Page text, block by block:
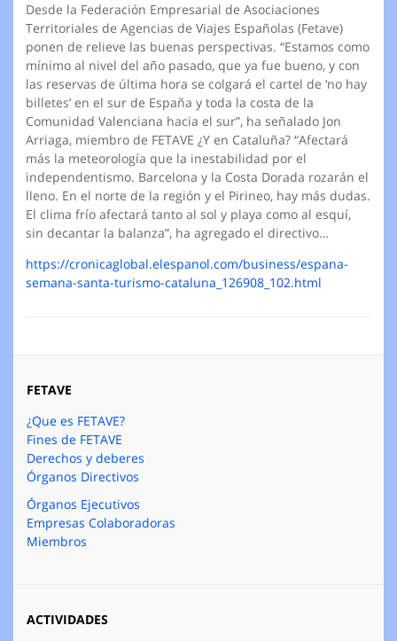
Desde la Federación Empresarial de Asociaciones
Territoriales de Agencias de Viajes Españolas (Fetave)
ponen de relieve las buenas perspectivas. “Estamos como
mínimo al nivel del año pasado, que ya fue bueno, y con
las reservas de última hora se colgará el cartel de ‘no hay
billetes’ en el sur de España y toda la costa de la
Comunidad Valenciana hacia el sur”, ha señalado Jon
Arriaga, miembro de FETAVE ¿Y en Cataluña? “Afectará
más la meteorología que la inestabilidad por el
independentismo. Barcelona y la Costa Dorada rozarán el
lleno. En el norte de la región y el Pirineo, hay más dudas.
El clima frío afectará tanto al sol y playa como al esquí,
sin decantar la balanza”, ha agregado el directivo…
https://cronicaglobal.elespanol.com/business/espana-
semana-santa-turismo-cataluna_126908_102.html
FETAVE
¿Que es FETAVE?
Fines de FETAVE
Derechos y deberes
Órganos Directivos
Órganos Ejecutivos
Empresas Colaboradoras
Miembros
ACTIVIDADES